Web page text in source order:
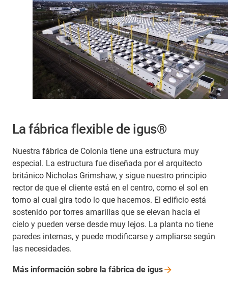
La fábrica flexible de igus®
Nuestra fábrica de Colonia tiene una estructura muy
especial. La estructura fue diseñada por el arquitecto
británico Nicholas Grimshaw, y sigue nuestro principio
rector de que el cliente está en el centro, como el sol en
torno al cual gira todo lo que hacemos. El edificio está
sostenido por torres amarillas que se elevan hacia el
cielo y pueden verse desde muy lejos. La planta no tiene
paredes internas, y puede modificarse y ampliarse según
las necesidades.
Más información sobre la fábrica de igus